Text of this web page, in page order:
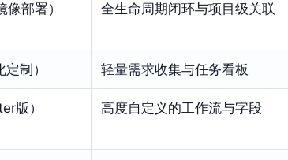
部署） 全生命周期闭环与项目级关联
制） 轻量需求收集与任务看板
版） 高度自定义的工作流与字段